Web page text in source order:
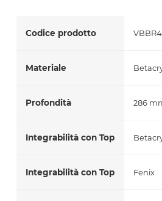
Codice prodotto
Materiale
Profondità 286
Integrabilità con Top
Integrabilità con Top Fenix